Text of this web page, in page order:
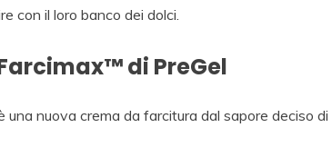
con il loro banco dei dolci.
di PreGel
una nuova crema da farcitura dal sapore deciso di